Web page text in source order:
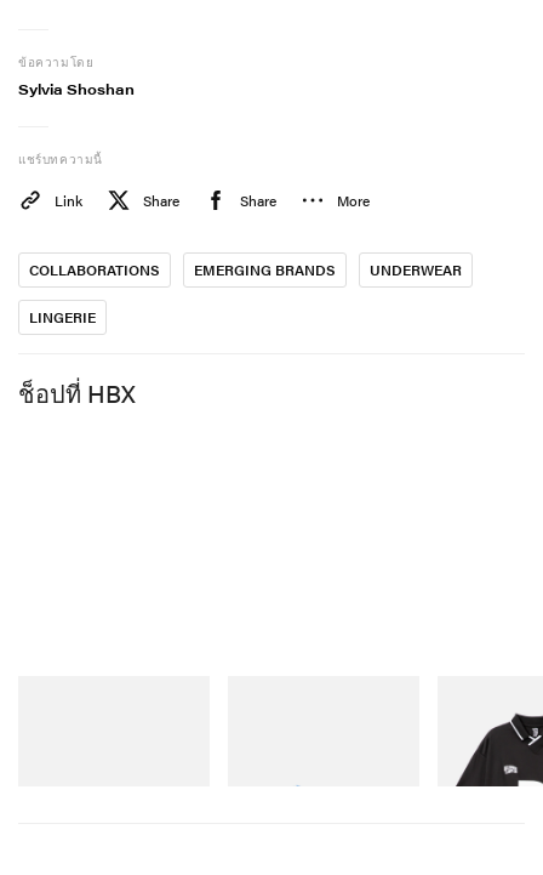
ข้อความโดย
Sylvia Shoshan
แชร์บทความนี้
Link Share Share More
COLLABORATIONS EMERGING BRANDS UNDERWEAR
LINGERIE
ช็อปที่ HBX
Billionaire
Initial D Game
ช็อปเลย